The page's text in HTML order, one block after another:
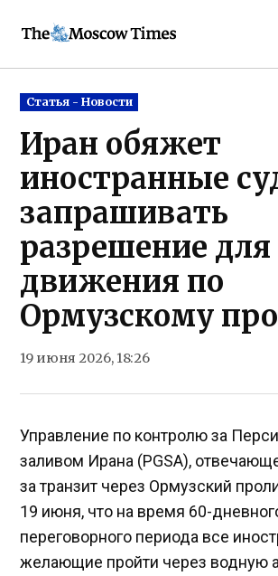
Moscow
Posted
in
Статья - Новости
Иран обяжет
иностранные
запрашивать
разрешение для
движения по
Ормузскому
19 июня 2026, 18:26
Управление по контролю за
заливом Ирана (PGSA),
за транзит через Ормузский
19 июня, что на время 60-
переговорного периода все
желающие пройти через водную